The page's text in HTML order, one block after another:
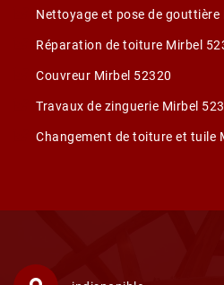
Nettoyage et pose de gouttière
Réparation de toiture Mirbel
Couvreur Mirbel 52320
Travaux de zinguerie Mirbel
Changement de toiture et tuile